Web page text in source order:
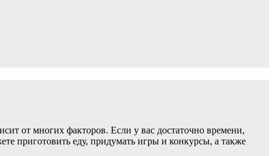
от многих факторов. Если у вас достаточно времени,
приготовить еду, придумать игры и конкурсы, а также